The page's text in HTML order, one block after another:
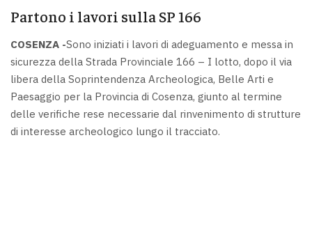
Partono i lavori sulla SP 166
COSENZA -Sono iniziati i lavori di adeguamento e messa in
sicurezza della Strada Provinciale 166 – I lotto, dopo il via
libera della Soprintendenza Archeologica, Belle Arti e
Paesaggio per la Provincia di Cosenza, giunto al termine
delle verifiche rese necessarie dal rinvenimento di strutture
di interesse archeologico lungo il tracciato.